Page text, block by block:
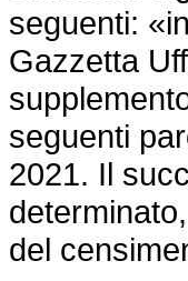
seguenti:
Gazzetta
seguenti
2021. Il
del